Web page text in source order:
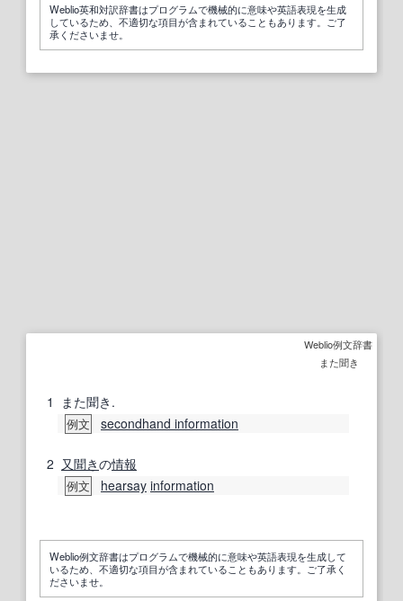
Weblio英和対訳辞書はプログラムで機械的に意味や英語表現を生成
しているため、不適切な項目が含まれていることもあります。ご了
承くださいませ。
Weblio例文辞書
また聞き
1 また聞き.
例文 secondhand information
2 又聞きの情報
例文 hearsay information
Weblio例文辞書はプログラムで機械的に意味や英語表現を生成して
いるため、不適切な項目が含まれていることもあります。ご了承く
ださいませ。